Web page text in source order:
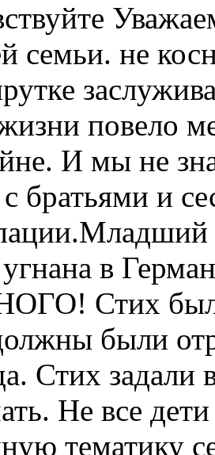
семьи. не
повело
И мы не
братьями и
угнана в
Стих был
были
Стих
Не все
тематику